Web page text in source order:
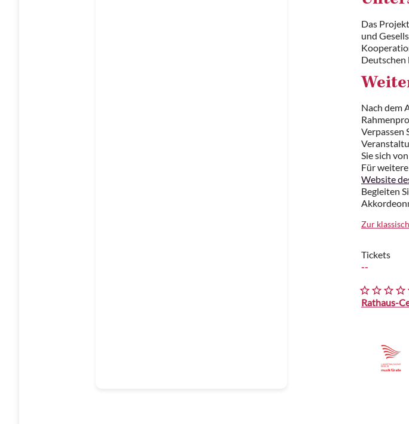
Das
und
Nach dem
Verpassen
Sie sich
Für
Website
Begleiten
Zur
Tickets
--
Rathaus-